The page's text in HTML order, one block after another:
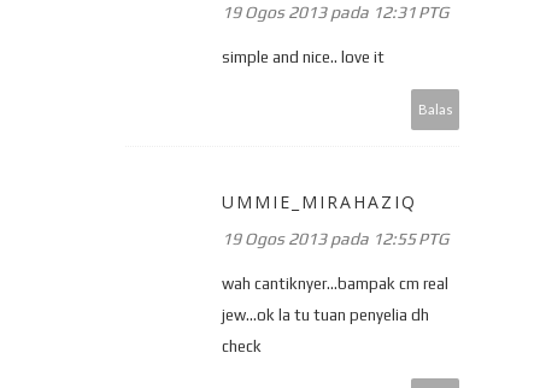
19 Ogos 2013 pada 12:31 PTG
simple and nice.. love it
Balas
UMMIE_MIRAHAZIQ
19 Ogos 2013 pada 12:55 PTG
wah cantiknyer...bampak cm real
jew...ok la tu tuan penyelia dh
check